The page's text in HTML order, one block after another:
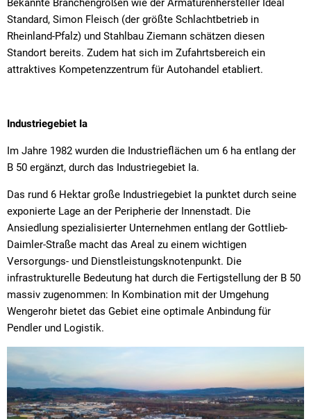
Bekannte Branchengrößen wie der Armaturenhersteller Ideal
Standard, Simon Fleisch (der größte Schlachtbetrieb in
Rheinland-Pfalz) und Stahlbau Ziemann schätzen diesen
Standort bereits. Zudem hat sich im Zufahrtsbereich ein
attraktives Kompetenzzentrum für Autohandel etabliert.
Industriegebiet Ia
Im Jahre 1982 wurden die Industrieflächen um 6 ha entlang der
B 50 ergänzt, durch das Industriegebiet Ia.
Das rund 6 Hektar große Industriegebiet Ia punktet durch seine
exponierte Lage an der Peripherie der Innenstadt. Die
Ansiedlung spezialisierter Unternehmen entlang der Gottlieb-
Daimler-Straße macht das Areal zu einem wichtigen
Versorgungs- und Dienstleistungsknotenpunkt. Die
infrastrukturelle Bedeutung hat durch die Fertigstellung der B 50
massiv zugenommen: In Kombination mit der Umgehung
Wengerohr bietet das Gebiet eine optimale Anbindung für
Pendler und Logistik.